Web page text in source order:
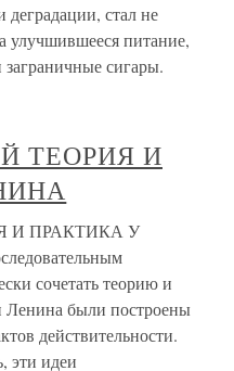
стал не
улучшившееся питание,
сигары.
ТЕОРИЯ И
И ПРАКТИКА У
сочетать теорию и
Ленина были построены
действительности.
эти идеи